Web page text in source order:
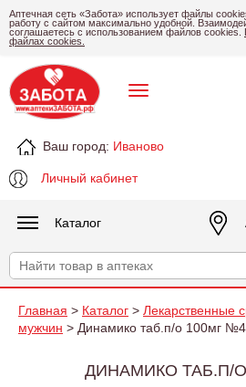
Аптечная сеть «Забота» использует файлы
работу с сайтом максимально удобной.
соглашаетесь с использованием файлов cookies.
файлах cookies.
Ваш город: Иваново
Личный кабинет
Каталог
Главная > Каталог > Лекарственные
мужчин > Динамико таб.п/о 100мг №4
ДИНАМИКО ТАБ.П/